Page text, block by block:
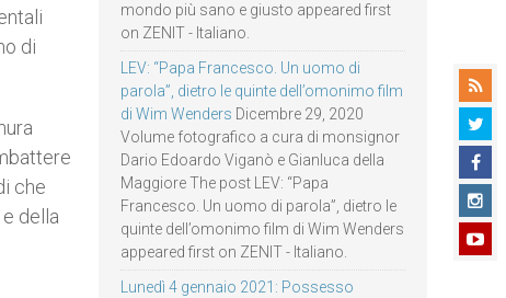
di
che
della
mondo più sano e giusto appeared first
on ZENIT - Italiano.
LEV: “Papa Francesco. Un uomo di
parola”, dietro le quinte dell’omonimo film
di Wim Wenders Dicembre 29, 2020
Volume fotografico a cura di monsignor
Dario Edoardo Viganò e Gianluca della
Maggiore The post LEV: “Papa
Francesco. Un uomo di parola”, dietro le
quinte dell’omonimo film di Wim Wenders
appeared first on ZENIT - Italiano.
Lunedì 4 gennaio 2021: Possesso